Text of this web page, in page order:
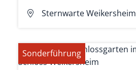
Sternwarte Weikersheim
Sonderführung